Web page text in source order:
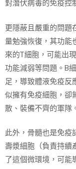
對潛伏病毒的免疫控
更隱蔽且嚴重的問題
量勉強恢復，其功能
來的T細胞，可能出
功能減弱等問題。B
足，導致體液免疫反
似擁有免疫細胞，卻
散、裝備不齊的軍隊
此外，骨髓也是免疫
壽漿細胞（負責持續
了這個微環境，可能